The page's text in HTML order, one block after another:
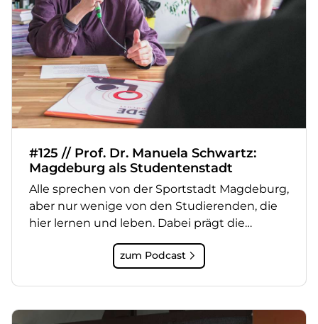
#125 // Prof. Dr. Manuela Schwartz:
Magdeburg als Studentenstadt
Alle sprechen von der Sportstadt Magdeburg,
aber nur wenige von den Studierenden, die
hier lernen und leben. Dabei prägt die…
zum Podcast